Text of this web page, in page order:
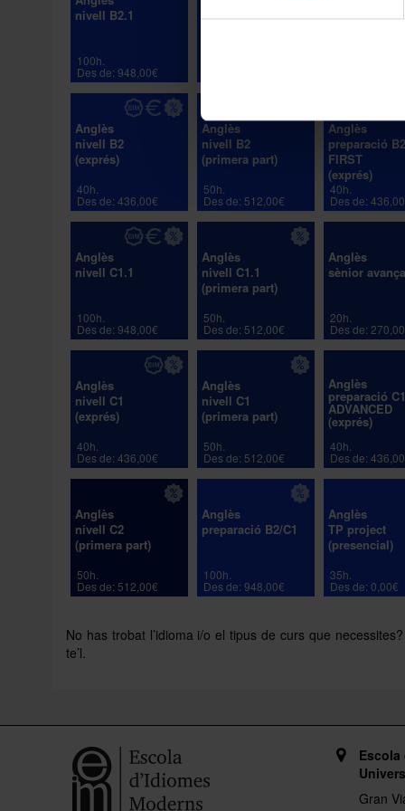
nivell B2.1
100h.
Des de: 948,00€
nivell B2.1
sènior
Anglès
nivell B2
(exprés)
40h.
Des de: 436,00€
Anglès
nivell B2
(primera part)
50h.
Des de: 512,00€
Anglès
preparació B2
FIRST
(exprés)
40h.
Des de:
Anglès
nivell C1.1
100h.
Des de: 948,00€
Anglès
nivell C1.1
(primera part)
50h.
Des de: 512,00€
Anglès
sènior
20h.
Des de:
Anglès
nivell C1
(exprés)
40h.
Des de: 436,00€
Anglès
nivell C1
(primera part)
50h.
Des de: 512,00€
Anglès
preparació C1
ADVANCED
(exprés)
40h.
Des de:
Anglès
nivell C2
(primera part)
50h.
Des de: 512,00€
Anglès
preparació B2/C1
100h.
Des de: 948,00€
Anglès
TP project
(presencial)
35h.
Des de: 0,00€
No has trobat l’idioma i/o el tipus de curs que
te’l.
Escola
Gran